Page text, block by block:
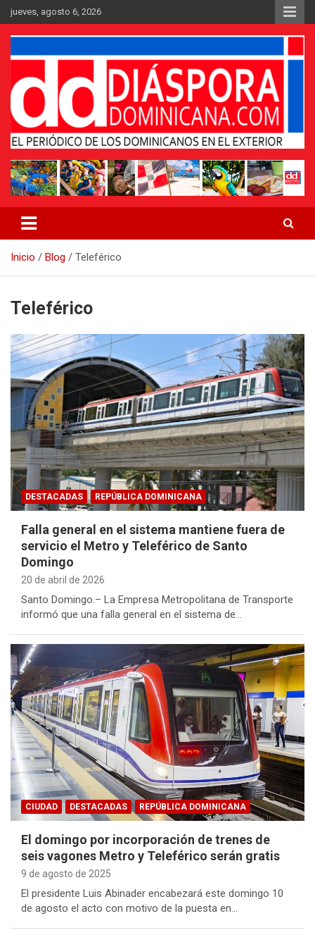
Saltar
al
contenido
jueves, agosto 6, 2026
Periódico Diáspora Dominicana
Inicio Blog Teleférico
Teleférico
DESTACADAS REPÚBLICA DOMINICANA
Falla general en el sistema mantiene fuera de
servicio el Metro y Teleférico de Santo
Domingo
20 de abril de 2026
Santo Domingo.– La Empresa Metropolitana de Transporte
informó que una falla general en el sistema de…
CIUDAD DESTACADAS REPÚBLICA DOMINICANA
El domingo por incorporación de trenes de
seis vagones Metro y Teleférico serán gratis
9 de agosto de 2025
El presidente Luis Abinader encabezará este domingo 10
de agosto el acto con motivo de la puesta en…